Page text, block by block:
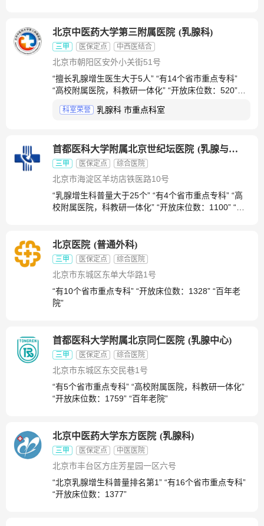
北京中医药大学第三附属医院 (乳腺科)
三甲 医保定点 中西医结合
北京市朝阳区安外小关街51号
“擅长乳腺增生医生大于5人” “有14个省市重点专科”
“高校附属医院，科教研一体化” “开放床位数：520”
科室荣誉 乳腺科 市重点科室
首都医科大学附属北京世纪坛医院 (乳腺与甲状腺外科
三甲 医保定点 综合医院
北京市海淀区羊坊店铁医路10号
“乳腺增生科普量大于25个” “有4个省市重点专科” “高
校附属医院，科教研一体化” “开放床位数：1100” “百
北京医院 (普通外科)
三甲 医保定点 综合医院
北京市东城区东单大华路1号
“有10个省市重点专科” “开放床位数：1328” “百年老
院”
首都医科大学附属北京同仁医院 (乳腺中心)
三甲 医保定点 综合医院
北京市东城区东交民巷1号
“有5个省市重点专科” “高校附属医院，科教研一体化”
“开放床位数：1759” “百年老院”
北京中医药大学东方医院 (乳腺科)
三甲 医保定点 中医医院
北京市丰台区方庄芳星园一区六号
“北京乳腺增生科普量排名第1” “有16个省市重点专科”
“开放床位数：1377”